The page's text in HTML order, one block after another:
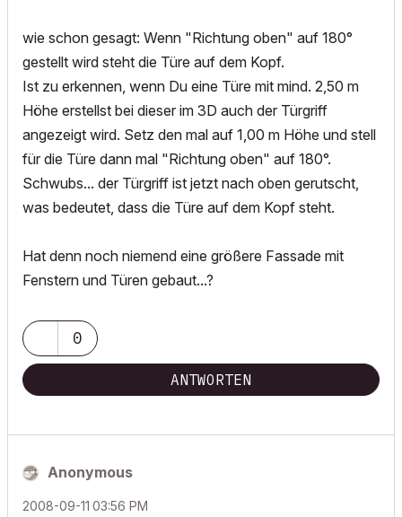
wie schon gesagt: Wenn "Richtung oben" auf 180°
gestellt wird steht die Türe auf dem Kopf.
Ist zu erkennen, wenn Du eine Türe mit mind. 2,50 m
Höhe erstellst bei dieser im 3D auch der Türgriff
angezeigt wird. Setz den mal auf 1,00 m Höhe und stell
für die Türe dann mal "Richtung oben" auf 180°.
Schwubs... der Türgriff ist jetzt nach oben gerutscht,
was bedeutet, dass die Türe auf dem Kopf steht.
Hat denn noch niemend eine größere Fassade mit
Fenstern und Türen gebaut...?
0
ANTWORTEN
Anonymous
‎2008-09-11 03:56 PM